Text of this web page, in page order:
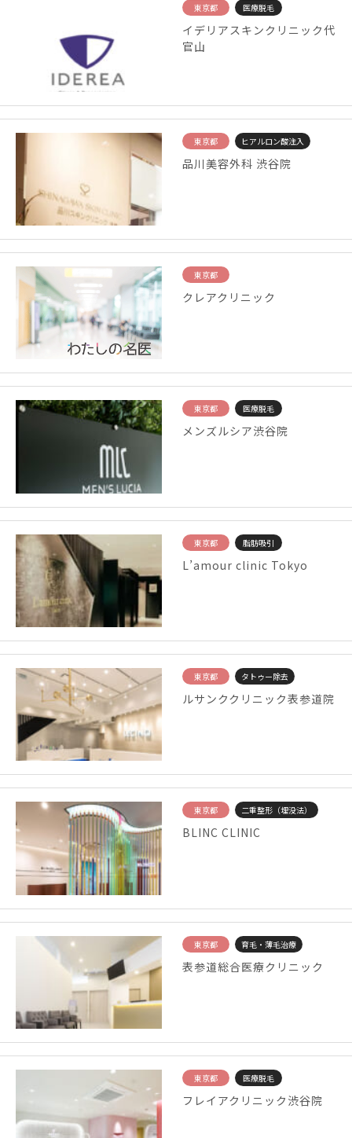
東京都 医療脱毛
イデリアスキンクリニック代
官山
東京都 ヒアルロン酸注入
品川美容外科 渋谷院
東京都
クレアクリニック
東京都 医療脱毛
メンズルシア渋谷院
東京都 脂肪吸引
L’amour clinic Tokyo
東京都 タトゥー除去
ルサンククリニック表参道院
東京都 二重整形（埋没法）
BLINC CLINIC
東京都 育毛・薄毛治療
表参道総合医療クリニック
東京都 医療脱毛
フレイアクリニック渋谷院